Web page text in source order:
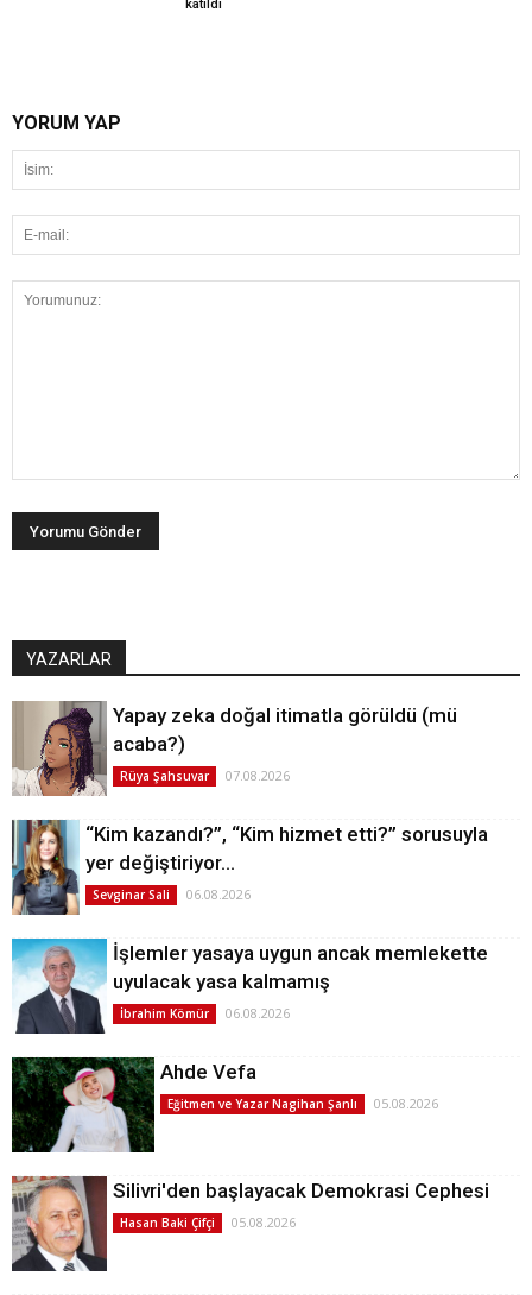
katıldı
YORUM YAP
YAZARLAR
Yapay zeka doğal itimatla görüldü (mü
acaba?)
Rüya Şahsuvar 07.08.2026
“Kim kazandı?”, “Kim hizmet etti?” sorusuyla
yer değiştiriyor…
Sevginar Sali 06.08.2026
İşlemler yasaya uygun ancak memlekette
uyulacak yasa kalmamış
İbrahim Kömür 06.08.2026
Ahde Vefa
Eğitmen ve Yazar Nagihan Şanlı 05.08.2026
Silivri'den başlayacak Demokrasi Cephesi
Hasan Baki Çifçi 05.08.2026